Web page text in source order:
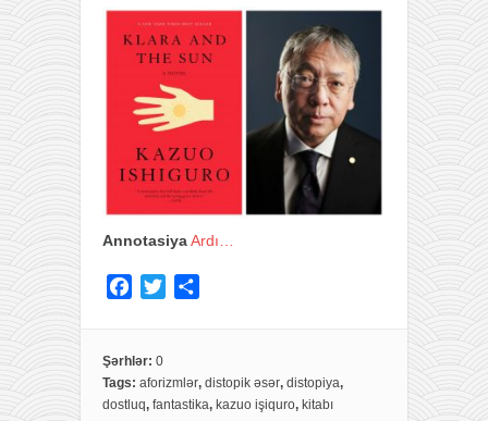
AnnotasiyaArdı…
e
b
o
t
e
e
Şərhlər: 0
Tags: aforizmlər, distopik əsər, distopiya,
dostluq, fantastika, kazuo işiquro, kitabı